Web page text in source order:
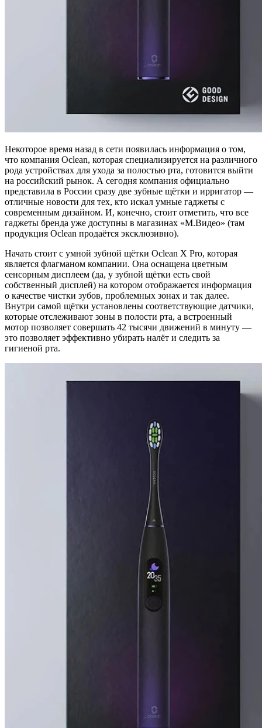
Некоторое время назад в сети появилась информация о том,
что компания Oclean, которая специализируется на различного
рода устройствах для ухода за полостью рта, готовится выйти
на российский рынок. А сегодня компания официально
представила в России сразу две зубные щётки и ирригатор —
отличные новости для тех, кто искал умные гаджеты с
современным дизайном. И, конечно, стоит отметить, что все
гаджеты бренда уже доступны в магазинах «М.Видео» (там
продукция Oclean продаётся эксклюзивно).
Начать стоит с умной зубной щётки Oclean X Pro, которая
является флагманом компании. Она оснащена цветным
сенсорным дисплеем (да, у зубной щётки есть свой
собственный дисплей) на котором отображается информация
о качестве чистки зубов, проблемных зонах и так далее.
Внутри самой щётки установлены соответствующие датчики,
которые отслеживают зоны в полости рта, а встроенный
мотор позволяет совершать 42 тысячи движений в минуту —
это позволяет эффективно убирать налёт и следить за
гигиеной рта.